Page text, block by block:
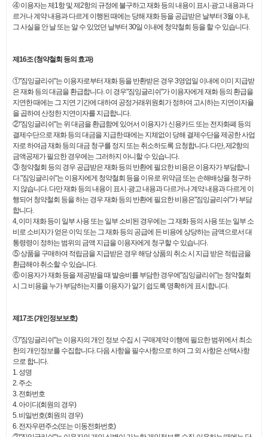
④ 이용자는 제1항 및 제2항의 규정에 불구하고 재화 등의 내용이 표시·광고 내용과 다
르거나 계약 내용과 다르게 이행된 때에는 당해 재화 등을 공급받은 날부터 3월 이내,
그 사실을 안 날 또는 알 수 있었던 날부터 30일 이내에 청약철회 등을 할 수 있습니다.
제16조 (청약철회 등의 효과)
①"짐잉글리쉬"는 이용자로부터 재화 등을 반환받은 경우 3영업일 이내에 이미 지급받
은 재화 등의 대금을 환급합니다. 이 경우"짐잉글리쉬"가 이용자에게 재화 등의 환급을
지연한 때에는 그 지연 기간에 대하여 공정거래위원회가 정하여 고시하는 지연이자율
을 곱하여 산정한 지연이자를 지급합니다.
②"짐잉글리쉬"는 위 대금을 환급함에 있어서 이용자가 신용카드 또는 전자화폐 등의
결제수단으로 재화 등의 대금을 지급한 때에는 지체없이 당해 결제수단을 제공한 사업
자로 하여금 재화 등의 대금 청구를 정지 또는 취소하도록 요청합니다. 다만, 제2항의
금액공제가 필요한 경우에는 그러하지 아니할 수 있습니다.
③ 청약철회 등의 경우 공급받은 재화 등의 반환에 필요한 비용은 이용자가 부담합니
다."짐잉글리쉬"는 이용자에게 청약철회 등을 이유로 위약금 또는 손해배상을 청구하
지 않습니다. 다만 재화 등의 내용이 표시·광고 내용과 다르거나 계약 내용과 다르게 이
행되어 청약철회 등을 하는 경우 재화 등의 반환에 필요한 비용은"짐잉글리쉬"가 부담
합니다.
4, 이미 재화 등이 일부 사용 또는 일부 소비된 경우에는 그 재화 등의 사용 또는 일부 소
비로 소비자가 얻은 이익 또는 그 재화 등의 공급에 든 비용에 상당하는 금액으로서 대
통령령이 정하는 범위의 금액 지급을 이용자에게 청구할 수 있습니다.
⑤ 상품을 구매하여 적립금을 지급받은 경우 해당 상품의 취소 시 지급 받은 적립금을
환급해야 취소할 수 있습니다.
⑥ 이용자가 재화 등을 제공받을 때 발송비를 부담한 경우에"짐잉글리쉬"는 청약철회
시 그 비용을 누가 부담하는지를 이용자가 알기 쉽도록 명확하게 표시합니다.
제17조 (개인정보보호)
①"짐잉글리쉬"는 이용자의 개인 정보 수집 시 구매계약 이행에 필요한 범위에서 최소
한의 개인정보를 수집합니다. 다음 사항을 필수사항으로 하며 그 외 사항은 선택사항
으로 합니다.
1. 성명
2. 주소
3. 전화번호
4. 아이디(회원의 경우)
5. 비밀번호(회원의 경우)
6. 전자우편주소(또는 이동전화번호)